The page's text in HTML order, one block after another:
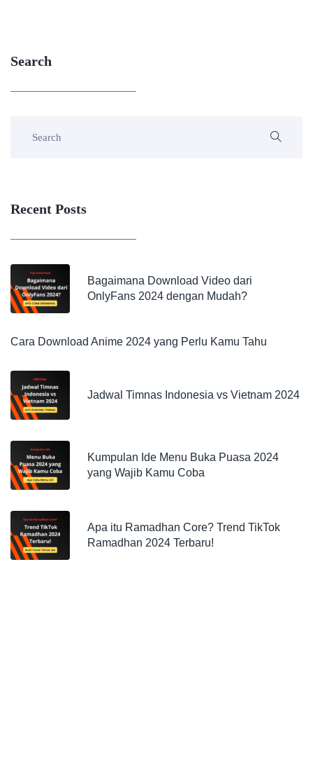
Search
Recent Posts
Bagaimana Download Video dari
OnlyFans 2024 dengan Mudah?
Cara Download Anime 2024 yang Perlu Kamu Tahu
Jadwal Timnas Indonesia vs Vietnam 2024
Kumpulan Ide Menu Buka Puasa 2024
yang Wajib Kamu Coba
Apa itu Ramadhan Core? Trend TikTok
Ramadhan 2024 Terbaru!